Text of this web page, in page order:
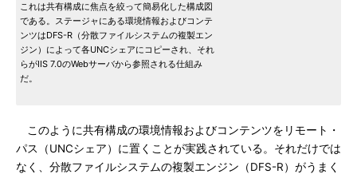
これは共有構成に焦点を絞って簡易化した構成図
である。ステージャにある環境情報およびコンテ
ンツはDFS-R（分散ファイルシステムの複製エン
ジン）によって各UNCシェアにコピーされ、それ
らがIIS 7.0のWebサーバから参照される仕組み
だ。
このように共有構成の環境情報およびコンテンツをリモート・
パス（UNCシェア）に置くことが実践されている。それだけでは
なく、分散ファイルシステムの複製エンジン（DFS-R）がうまく